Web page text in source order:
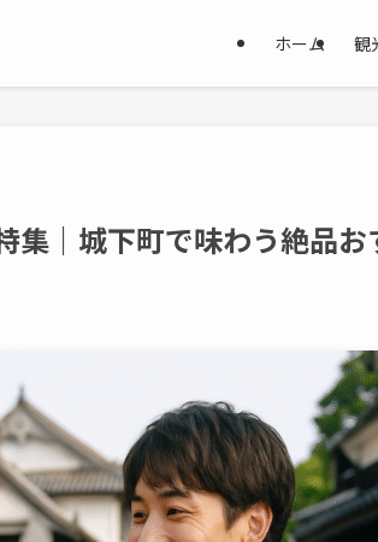
ホーム 観
集｜城下町で味わう絶品お